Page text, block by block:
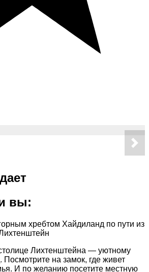
вы:
хребтом Хайдиланд по пути из
Лихтенштейна — уютному
Посмотрите на замок, где живет
И по желанию посетите местную